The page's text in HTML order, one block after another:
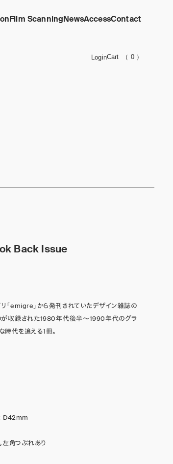
Film ScanningNewsAccessContact
LoginCart （ 0 ）
Back Issue
「emigre」から発刊されていたデザイン雑誌の
収録された1980年代後半～1990年代のグラ
時代を追える1冊。
D42mm
左角つぶれあり